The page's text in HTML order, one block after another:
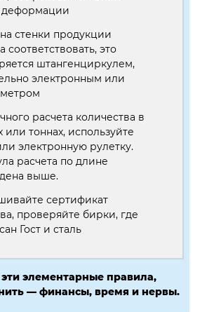
деформации
стенки продукции
соответствовать, это
штангенциркулем,
электронным или
расчета количества в
или тоннах, используйте
электронную рулетку.
расчета по длине
выше.
сертификат
проверяйте бирки, где
Гост и сталь
элементарные правила,
— финансы, время и нервы.